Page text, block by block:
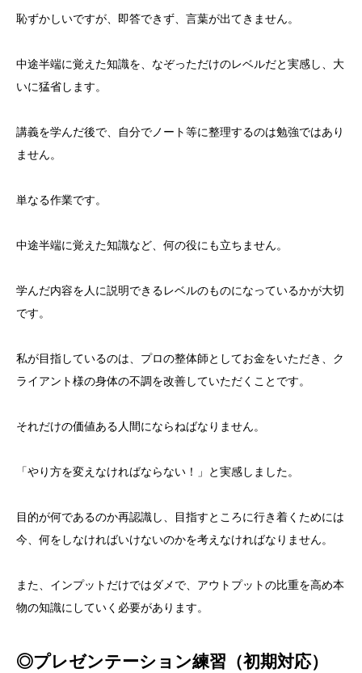
恥ずかしいですが、即答できず、言葉が出てきません。
中途半端に覚えた知識を、なぞっただけのレベルだと実感し、大
いに猛省します。
講義を学んだ後で、自分でノート等に整理するのは勉強ではあり
ません。
単なる作業です。
中途半端に覚えた知識など、何の役にも立ちません。
学んだ内容を人に説明できるレベルのものになっているかが大切
です。
私が目指しているのは、プロの整体師としてお金をいただき、ク
ライアント様の身体の不調を改善していただくことです。
それだけの価値ある人間にならねばなりません。
「やり方を変えなければならない！」と実感しました。
目的が何であるのか再認識し、目指すところに行き着くためには
今、何をしなければいけないのかを考えなければなりません。
また、インプットだけではダメで、アウトプットの比重を高め本
物の知識にしていく必要があります。
◎プレゼンテーション練習（初期対応）